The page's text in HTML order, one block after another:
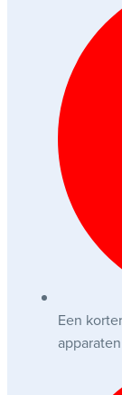
Een
apparaten